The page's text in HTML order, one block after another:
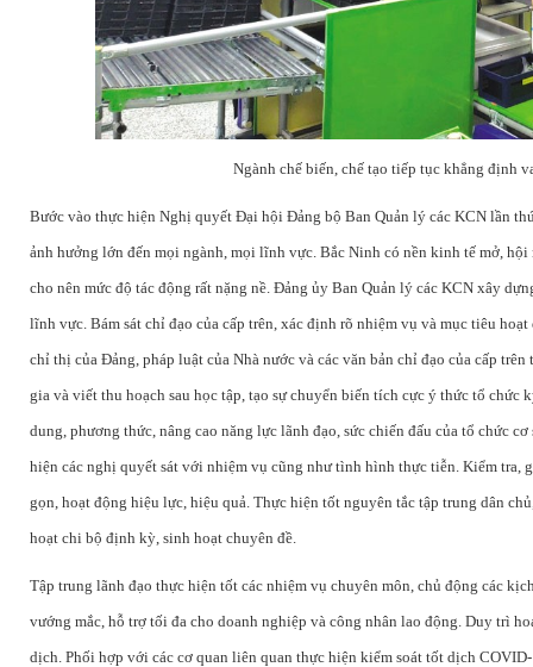
Ngành chế biến, chế tạo tiếp tục khẳng định
Bước vào thực hiện Nghị quyết Đại hội Đảng bộ Ban Quản lý các KCN lần
ảnh hưởng lớn đến mọi ngành, mọi lĩnh vực. Bắc Ninh có nền kinh tế mở,
cho nên mức độ tác động rất nặng nề. Đảng ủy Ban Quản lý các KCN xây
lĩnh vực. Bám sát chỉ đạo của cấp trên, xác định rõ nhiệm vụ và mục tiêu
chỉ thị của Đảng, pháp luật của Nhà nước và các văn bản chỉ đạo của cấp
gia và viết thu hoạch sau học tập, tạo sự chuyển biến tích cực ý thức tổ
dung, phương thức, nâng cao năng lực lãnh đạo, sức chiến đấu của tổ chức
hiện các nghị quyết sát với nhiệm vụ cũng như tình hình thực tiễn. Kiểm tra,
gọn, hoạt động hiệu lực, hiệu quả. Thực hiện tốt nguyên tắc tập trung dân
hoạt chi bộ định kỳ, sinh hoạt chuyên đề.
Tập trung lãnh đạo thực hiện tốt các nhiệm vụ chuyên môn, chủ động các
vướng mắc, hỗ trợ tối đa cho doanh nghiệp và công nhân lao động. Duy trì
dịch. Phối hợp với các cơ quan liên quan thực hiện kiểm soát tốt dịch